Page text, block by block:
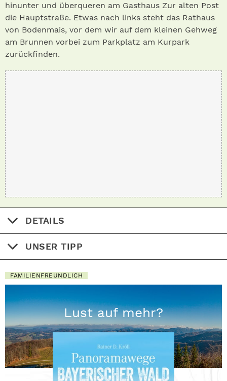
hinunter und überqueren am Gasthaus Zur alten Post
die Hauptstraße. Etwas nach links steht das Rathaus
von Bodenmais, vor dem wir auf dem kleinen Gehweg
am Brunnen vorbei zum Parkplatz am Kurpark
zurückfinden.
DETAILS
UNSER TIPP
FAMILIENFREUNDLICH
Lust auf mehr?